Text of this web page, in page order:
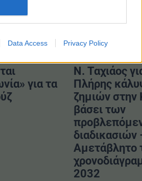
Data Access Privacy Policy
ΕΠΙΣΗΣ
για τα
Ν. Ταχιάος
Πλήρης
ζημιών στην
βάσει των
διαδικασιών
Αμετάβλητο
2032